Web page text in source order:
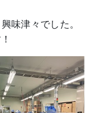
味津々でした。